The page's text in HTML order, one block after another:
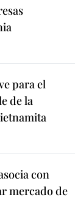
para el
de la
con
mercado de